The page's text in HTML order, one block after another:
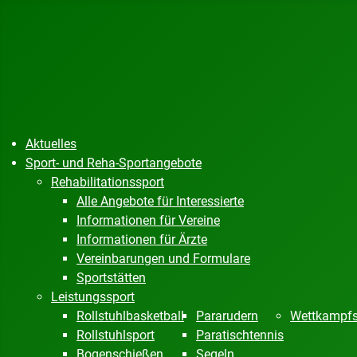
Aktuelles
Sport- und Reha-Sportangebote
Rehabilitationssport
Alle Angebote für Interessierte
Informationen für Vereine
Informationen für Ärzte
Vereinbarungen und Formulare
Sportstätten
Leistungssport
Rollstuhlbasketball
Rollstuhlsport
Pararudern
Paratischtennis